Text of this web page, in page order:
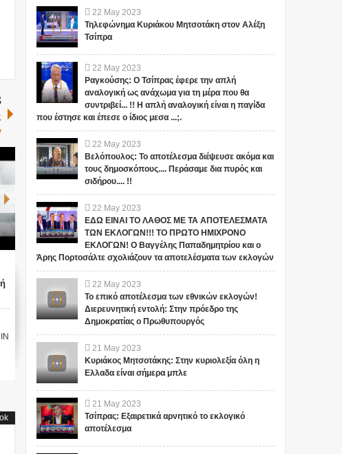
ΤΟ ΠΑΡΑΔΕΧΟΝΤΑΙ
ΕΠΙΣΗΜΑ ΓΙΑ ΠΡΩΤΗ
ΦΟΡΑ... ΨΥΧΟΤΡΟΝΙΚΟΣ
ΠΟΛΕΜΟΣ ΣΕ ΔΙΕΘΝΕΣ
ΕΠΙΠΕΔΟ: ‘Havana
syndrome’
Σειρά ύποπτων επιθέσεων που
φαίνεται να στοχεύουν
διπλωματικά πρόσωπα και
προσωπικό μυστικών υπη...
Ο Alexander Smith
στο έτος 2118: Ο
υποτιθέμενος
χρονοταξιδιώτης μιλάει
για ένα μυστικό ταξίδι
Για υπότιτλους: Ρυθμίσεις,
Υπότιτλοι, Αγγλικά, Υπότιτλοι,
Ελληνικά Tο iokh.gr...
22 May 2023
Τηλεφώνημα Κυριάκου Μητσοτάκη στον Αλέξη
Τσίπρα
22 May 2023
Ραγκούσης: Ο Τσίπρας έφερε την απλή
αναλογική ως ανάχωμα για τη μέρα που θα
συντριβεί... !! Η απλή αναλογική είναι η παγίδα
που έστησε και έπεσε ο ίδιος μεσα ...;.
22 May 2023
Βελόπουλος: Το αποτέλεσμα διέψευσε ακόμα και
τους δημοσκόπους.... Περάσαμε δια πυρός και
σιδήρου.... !!
22 May 2023
ΕΔΩ ΕΙΝΑΙ ΤΟ ΛΑΘΟΣ ΜΕ ΤΑ ΑΠΟΤΕΛΕΣΜΑΤΑ
ΤΩΝ ΕΚΛΟΓΩΝ!!! ΤΟ ΠΡΩΤΟ ΗΜΙΧΡΟΝΟ
ΕΚΛΟΓΩΝ! Ο Βαγγέλης Παπαδημητρίου και ο
Άρης Πορτοσάλτε σχολιάζουν τα αποτελέσματα των εκλογών
22 May 2023
Το επικό αποτέλεσμα των εθνικών εκλογών!
Διερευνητική εντολή: Στην πρόεδρο της
Δημοκρατίας ο Πρωθυπουργός
21 May 2023
Κυριάκος Μητσοτάκης: Στην κυριολεξία όλη η
Ελλαδα είναι σήμερα μπλε
21 May 2023
Τσίπρας: Εξαιρετικά αρνητικό το εκλογικό
αποτέλεσμα